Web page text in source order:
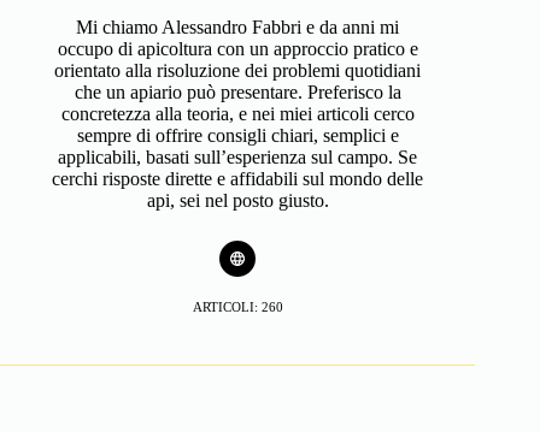
Mi chiamo Alessandro Fabbri e da anni mi
occupo di apicoltura con un approccio pratico e
orientato alla risoluzione dei problemi quotidiani
che un apiario può presentare. Preferisco la
concretezza alla teoria, e nei miei articoli cerco
sempre di offrire consigli chiari, semplici e
applicabili, basati sull’esperienza sul campo. Se
cerchi risposte dirette e affidabili sul mondo delle
api, sei nel posto giusto.
ARTICOLI: 260